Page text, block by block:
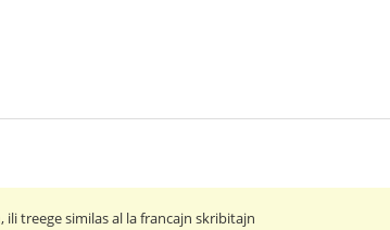
treege similas al la francajn skribitajn